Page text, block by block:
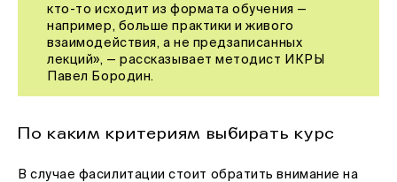
кто-то исходит из формата обучения —
например, больше практики и живого
взаимодействия, а не предзаписанных
лекций», — рассказывает методист ИКРЫ
Павел Бородин.
По каким критериям выбирать курс
В случае фасилитации стоит обратить внимание на